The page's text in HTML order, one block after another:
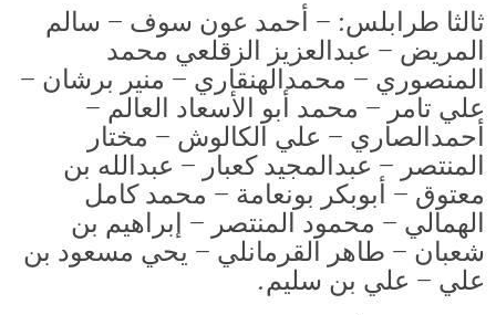
ثالثا طرابلس: – أحمد عون سوف – سالم
المريض – عبدالعزيز الزقلعي محمد
المنصوري – محمدالهنقاري – منير برشان –
علي تامر – محمد أبو الأسعاد العالم –
أحمدالصاري – علي الكالوش – مختار
المنتصر – عبدالمجيد كعبار – عبدالله بن
معتوق – أبوبكر بونعامة – محمد كامل
الهمالي – محمود المنتصر – إبراهيم بن
شعبان – طاهر القرمانلي – يحي مسعود بن
علي – علي بن سليم.